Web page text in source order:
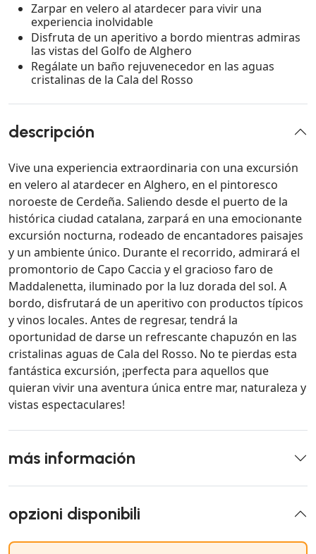
Zarpar en velero al atardecer para vivir una
experiencia inolvidable
Disfruta de un aperitivo a bordo mientras admiras
las vistas del Golfo de Alghero
Regálate un baño rejuvenecedor en las aguas
cristalinas de la Cala del Rosso
descripción
Vive una experiencia extraordinaria con una excursión
en velero al atardecer en Alghero, en el pintoresco
noroeste de Cerdeña. Saliendo desde el puerto de la
histórica ciudad catalana, zarpará en una emocionante
excursión nocturna, rodeado de encantadores paisajes
y un ambiente único. Durante el recorrido, admirará el
promontorio de Capo Caccia y el gracioso faro de
Maddalenetta, iluminado por la luz dorada del sol. A
bordo, disfrutará de un aperitivo con productos típicos
y vinos locales. Antes de regresar, tendrá la
oportunidad de darse un refrescante chapuzón en las
cristalinas aguas de Cala del Rosso. No te pierdas esta
fantástica excursión, ¡perfecta para aquellos que
quieran vivir una aventura única entre mar, naturaleza y
vistas espectaculares!
más información
opzioni disponibili